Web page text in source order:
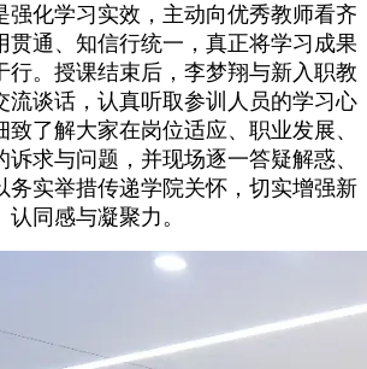
强化学习实效，主动向优秀教师看齐
贯通、知信行统一，真正将学习成果
行。授课结束后，李梦翔与新入职教
流谈话，认真听取参训人员的学习心
了解大家在岗位适应、职业发展、
求与问题，并现场逐一答疑解惑、
务实举措传递学院关怀，切实增强新
同感与凝聚力。